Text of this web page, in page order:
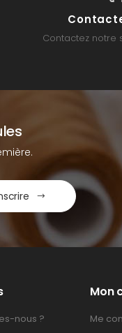
Contactez notre
nous ?
Mon
Me